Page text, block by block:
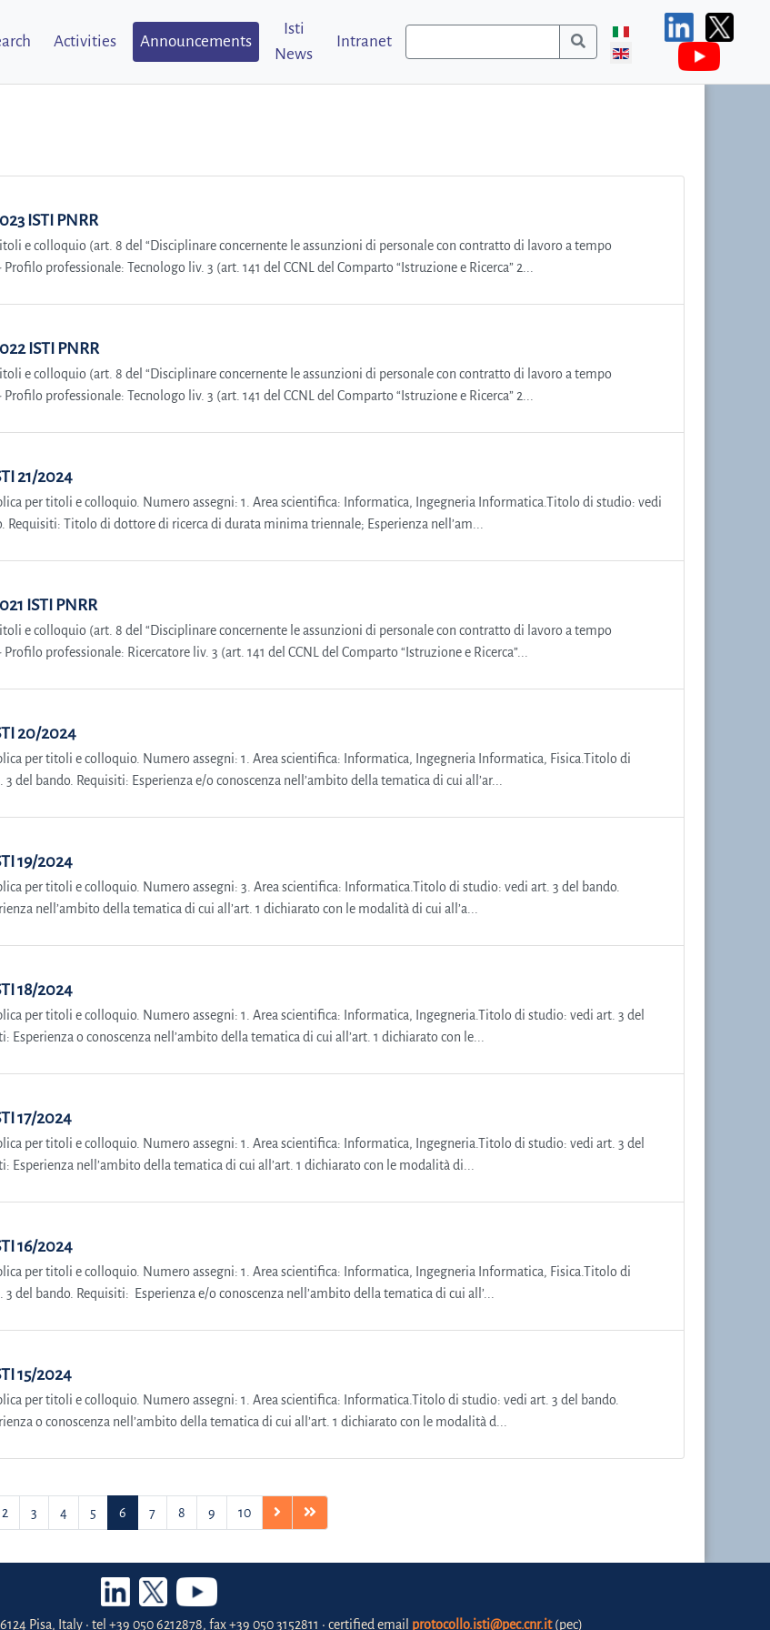
Activities Announcements
Isti
News
Intranet
ISTI PNRR
e colloquio (art. 8 del “Disciplinare concernente le assunzioni di personale con contratto di lavoro a tempo
professionale: Tecnologo liv. 3 (art. 141 del CCNL del Comparto “Istruzione e Ricerca” 2...
ISTI PNRR
e colloquio (art. 8 del “Disciplinare concernente le assunzioni di personale con contratto di lavoro a tempo
professionale: Tecnologo liv. 3 (art. 141 del CCNL del Comparto “Istruzione e Ricerca” 2...
21/2024
per titoli e colloquio. Numero assegni: 1. Area scientifica: Informatica, Ingegneria Informatica.Titolo di studio: vedi
Requisiti: Titolo di dottore di ricerca di durata minima triennale; Esperienza nell’am...
ISTI PNRR
e colloquio (art. 8 del “Disciplinare concernente le assunzioni di personale con contratto di lavoro a tempo
professionale: Ricercatore liv. 3 (art. 141 del CCNL del Comparto “Istruzione e Ricerca”...
20/2024
per titoli e colloquio. Numero assegni: 1. Area scientifica: Informatica, Ingegneria Informatica, Fisica.Titolo di
del bando. Requisiti: Esperienza e/o conoscenza nell’ambito della tematica di cui all’ar...
19/2024
per titoli e colloquio. Numero assegni: 3. Area scientifica: Informatica.Titolo di studio: vedi art. 3 del bando.
nell’ambito della tematica di cui all’art. 1 dichiarato con le modalità di cui all’a...
18/2024
per titoli e colloquio. Numero assegni: 1. Area scientifica: Informatica, Ingegneria.Titolo di studio: vedi art. 3 del
Esperienza o conoscenza nell’ambito della tematica di cui all’art. 1 dichiarato con le...
17/2024
per titoli e colloquio. Numero assegni: 1. Area scientifica: Informatica, Ingegneria.Titolo di studio: vedi art. 3 del
Esperienza nell’ambito della tematica di cui all’art. 1 dichiarato con le modalità di...
16/2024
per titoli e colloquio. Numero assegni: 1. Area scientifica: Informatica, Ingegneria Informatica, Fisica.Titolo di
del bando. Requisiti: Esperienza e/o conoscenza nell’ambito della tematica di cui all’...
15/2024
per titoli e colloquio. Numero assegni: 1. Area scientifica: Informatica.Titolo di studio: vedi art. 3 del bando.
o conoscenza nell’ambito della tematica di cui all’art. 1 dichiarato con le modalità d...
2 3 4 5 6 7 8 9 10
Pisa, Italy • tel +39 050 6212878, fax +39 050 3152811 • certified email protocollo.isti@pec.cnr.it(pec)